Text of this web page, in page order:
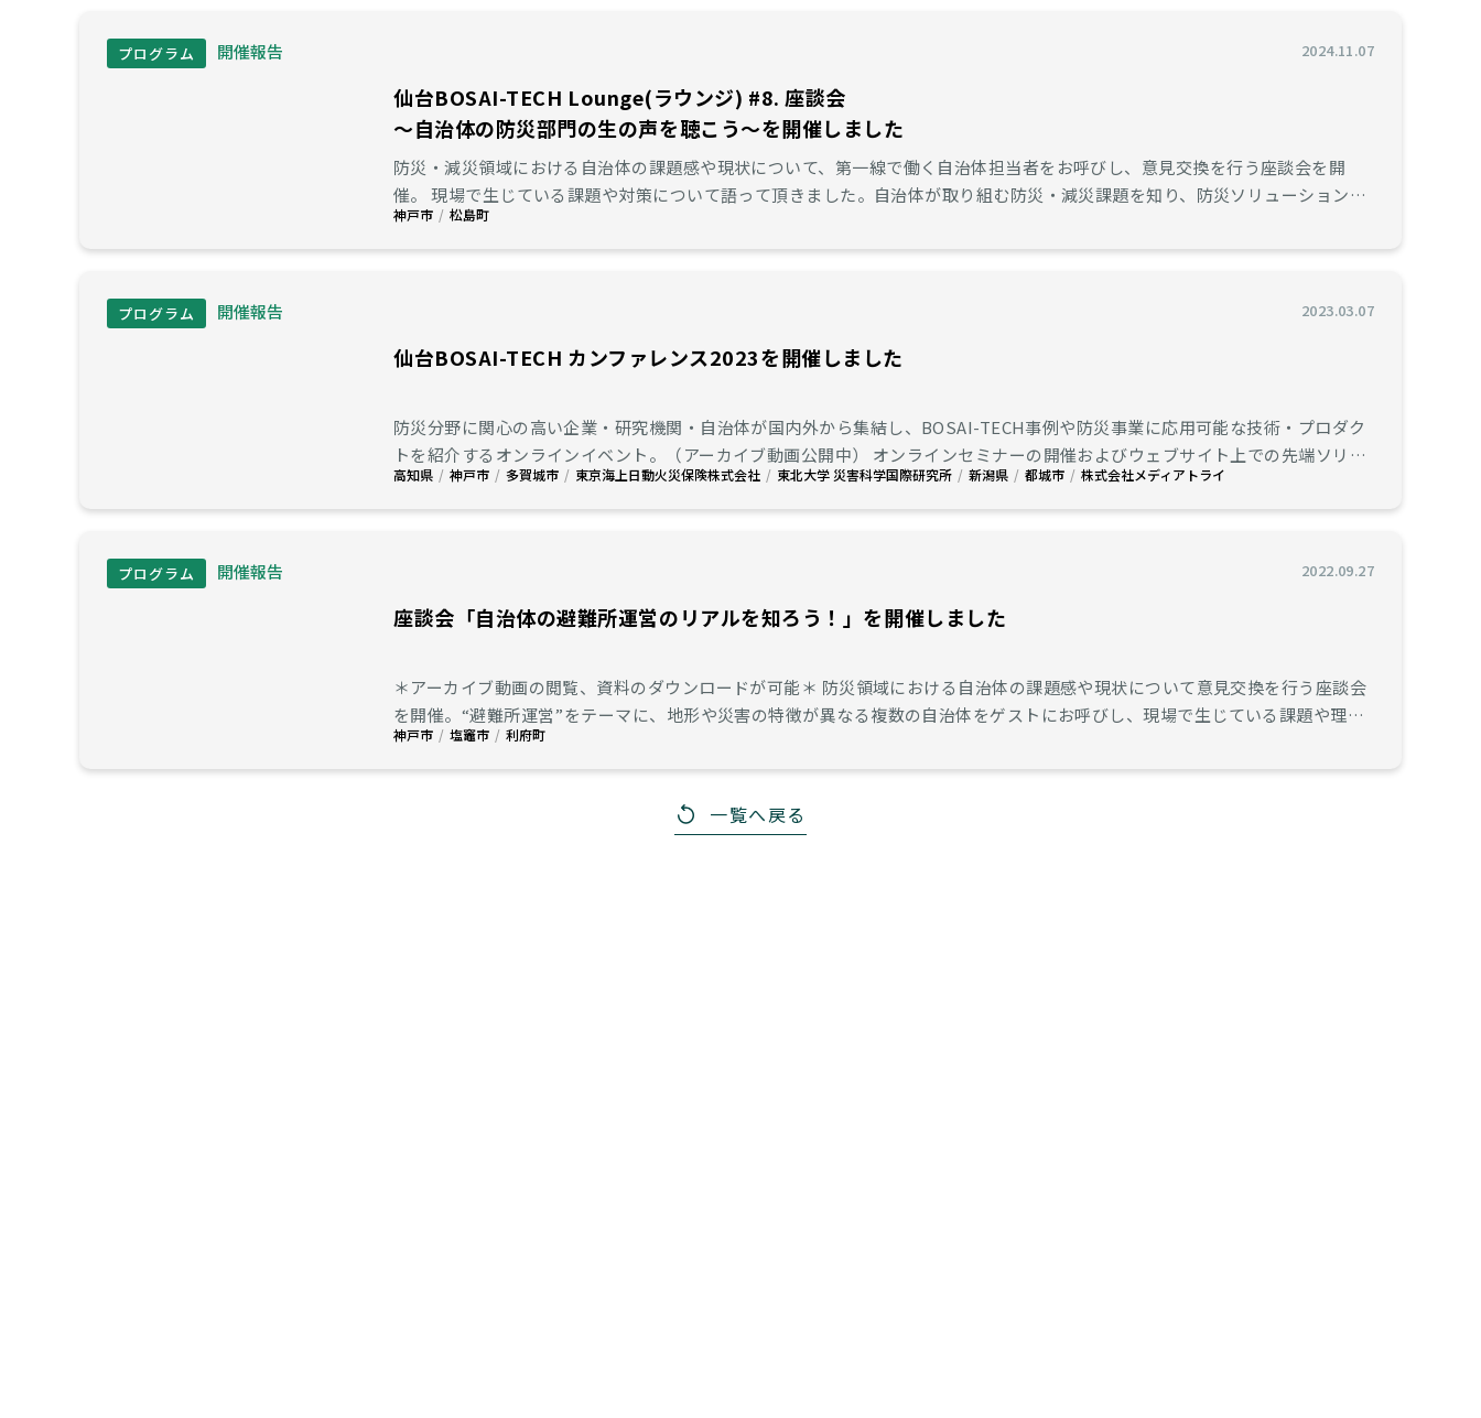
2024.11.07
プログラム 開催報告
仙台BOSAI-TECH Lounge(ラウンジ) #8. 座談会
～自治体の防災部門の生の声を聴こう～を開催しました
防災・減災領域における自治体の課題感や現状について、第一線で働く自治体担当者をお呼びし、意見交換を行う座談会を開
催。 現場で生じている課題や対策について語って頂きました。自治体が取り組む防災・減災課題を知り、防災ソリューションの
開発に生かす機会として、是非、ご活用ください。
神戸市 松島町
2023.03.07
プログラム 開催報告
仙台BOSAI-TECH カンファレンス2023を開催しました
防災分野に関心の高い企業・研究機関・自治体が国内外から集結し、BOSAI-TECH事例や防災事業に応用可能な技術・プロダク
トを紹介するオンラインイベント。（アーカイブ動画公開中） オンラインセミナーの開催およびウェブサイト上での先端ソリュ
ーション紹介を実施。
高知県 神戸市 多賀城市 東京海上日動火災保険株式会社 東北大学 災害科学国際研究所 新潟県 都城市 株式会社メディアトライ
2022.09.27
プログラム 開催報告
座談会「自治体の避難所運営のリアルを知ろう！」を開催しました
＊アーカイブ動画の閲覧、資料のダウンロードが可能＊ 防災領域における自治体の課題感や現状について意見交換を行う座談会
を開催。“避難所運営”をテーマに、地形や災害の特徴が異なる複数の自治体をゲストにお呼びし、現場で生じている課題や理想
とする避難所運営について、担当者に語って頂きました。
神戸市 塩竈市 利府町
一覧へ戻る